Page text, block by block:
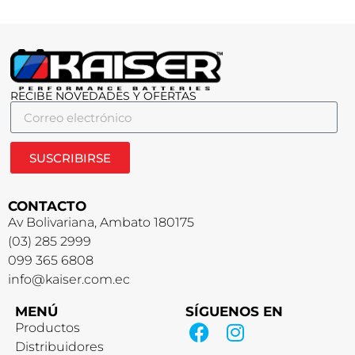
RECIBE NOVEDADES Y OFERTAS
SUSCRIBIRSE
CONTACTO
Av Bolivariana, Ambato 180175
(03) 285 2999
099 365 6808
info@kaiser.com.ec
MENÚ
Productos
Distribuidores
SÍGUENOS EN